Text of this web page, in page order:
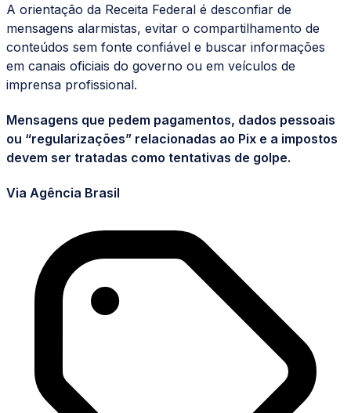
A orientação da Receita Federal é desconfiar de
mensagens alarmistas, evitar o compartilhamento de
conteúdos sem fonte confiável e buscar informações
em canais oficiais do governo ou em veículos de
imprensa profissional.
Mensagens que pedem pagamentos, dados pessoais
ou “regularizações” relacionadas ao Pix e a impostos
devem ser tratadas como tentativas de golpe.
Via Agência Brasil